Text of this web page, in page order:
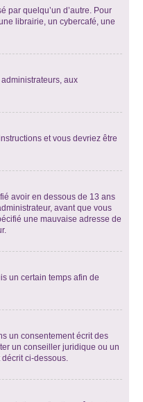
par quelqu’un d’autre. Pour
librairie, un cybercafé, une
administrateurs, aux
et vous devriez être
avoir en dessous de 13 ans
avant que vous
une mauvaise adresse de
un certain temps afin de
un consentement écrit des
un conseiller juridique ou un
ci-dessous.